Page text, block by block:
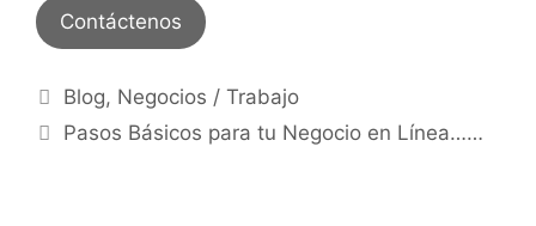
Contáctenos
Categorías
Blog, Negocios / Trabajo
Pasos Básicos para tu Negocio en Línea……